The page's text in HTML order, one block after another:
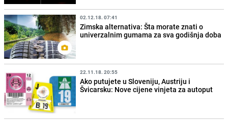
02.12.18. 07:41
Zimska alternativa: Šta morate znati o
univerzalnim gumama za sva godišnja doba
22.11.18. 20:55
Ako putujete u Sloveniju, Austriju i
Švicarsku: Nove cijene vinjeta za autoput